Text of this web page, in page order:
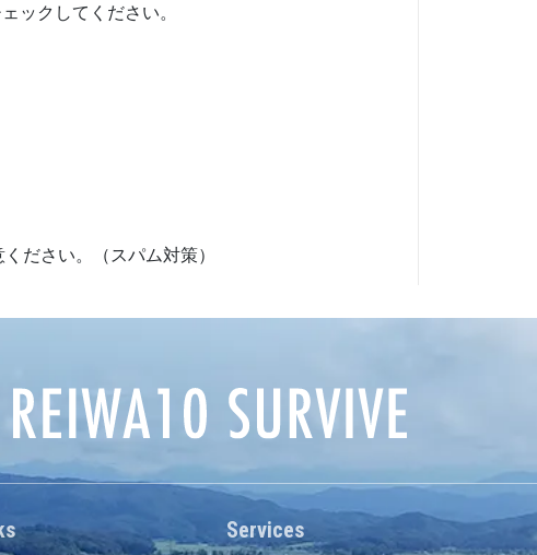
ックしてください。
ださい。（スパム対策）
Services